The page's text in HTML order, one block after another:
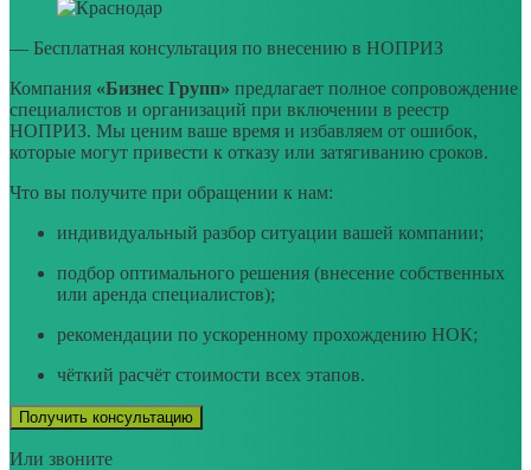
— Бесплатная консультация по внесению в НОПРИЗ
Компания «Бизнес Групп» предлагает полное сопровождение
специалистов и организаций при включении в реестр
НОПРИЗ. Мы ценим ваше время и избавляем от ошибок,
которые могут привести к отказу или затягиванию сроков.
Что вы получите при обращении к нам:
индивидуальный разбор ситуации вашей компании;
подбор оптимального решения (внесение собственных
или аренда специалистов);
рекомендации по ускоренному прохождению НОК;
чёткий расчёт стоимости всех этапов.
Получить консультацию
Или звоните